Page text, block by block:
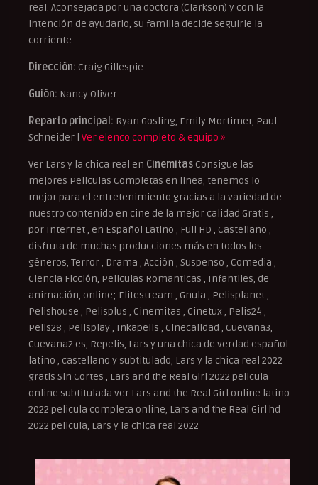
real. Aconsejada por una doctora (Clarkson) y con la
intención de ayudarlo, su familia decide seguirle la
corriente.
Dirección: Craig Gillespie
Guión: Nancy Oliver
Reparto principal: Ryan Gosling, Emily Mortimer, Paul
Schneider | Ver elenco completo & equipo »
Ver Lars y la chica real en Cinemitas Consigue las
mejores Peliculas Completas en linea, tenemos lo
mejor para el entretenimiento gracias a la variedad de
nuestro contenido en cine de la mejor calidad Gratis ,
por Internet , en Español Latino , Full HD , Castellano ,
disfruta de muchas producciones más en todos los
géneros, Terror , Drama , Acción , Suspenso , Comedia ,
Ciencia Ficción, Peliculas Romanticas , Infantiles, de
animación, online; Elitestream , Gnula , Pelisplanet ,
Pelishouse , Pelisplus , Cinemitas , Cinetux , Pelis24 ,
Pelis28 , Pelisplay , Inkapelis , Cinecalidad , Cuevana3,
Cuevana2.es, Repelis, Lars y una chica de verdad español
latino , castellano y subtitulado, Lars y la chica real 2022
gratis Sin Cortes , Lars and the Real Girl 2022 pelicula
online subtitulada ver Lars and the Real Girl online latino
2022 pelicula completa online, Lars and the Real Girl hd
2022 pelicula, Lars y la chica real 2022